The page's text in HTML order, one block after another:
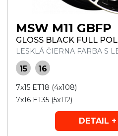
MSW M11 GBFP
GLOSS BLACK FULL
LESKLÁ ČIERNA FARBA S
15 16
7x15 ET18 (4x108)
7x16 ET35 (5x112)
DETAIL